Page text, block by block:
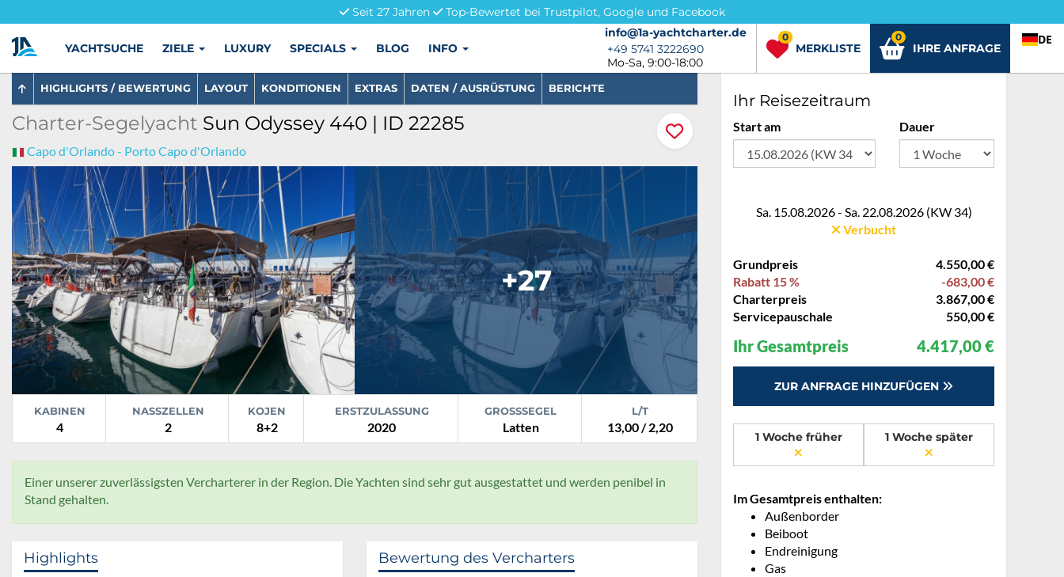
Seit 27 Jahren
Top-Bewertet bei Trustpilot, Google und Facebook
info@1a-yachtcharter.de
info@1a-yachtcharter.de
+49 5741 3222690
+49 5741 3222690
Mo-Sa, 9:00-18:00
MERKLISTE
0
IHRE ANFRAGE
0 DE
YACHTSUCHE ZIELE LUXURY SPECIALS BLOG INFO
HIGHLIGHTS / BEWERTUNG LAYOUT KONDITIONEN EXTRAS DATEN / AUSRÜSTUNG BERICHTE
Charter-Segelyacht Sun Odyssey 440 | ID 22285
Capo d'Orlando - Porto Capo d'Orlando
+27
KABINEN
4
NASSZELLEN
2
KOJEN
8+2
ERSTZULASSUNG
2020
GROSSSEGEL
Latten
L/T
13,00 / 2,20
Einer unserer zuverlässigsten Vercharterer in der Region. Die Yachten sind sehr gut ausgestattet und werden penibel in
Stand gehalten.
Highlights Bewertung des Vercharters
Ihr Reisezeitraum
Start am Dauer
Sa. 15.08.2026 - Sa. 22.08.2026 (KW 34)
Verbucht
Grundpreis
4.550,00 €
Rabatt 15 %
-683,00 €
Charterpreis
3.867,00 €
Servicepauschale
550,00 €
Ihr Gesamtpreis 4.417,00 €
ZUR ANFRAGE HINZUFÜGEN
1 Woche früher 1 Woche später
Im Gesamtpreis enthalten:
Außenborder
Beiboot
Endreinigung
Gas